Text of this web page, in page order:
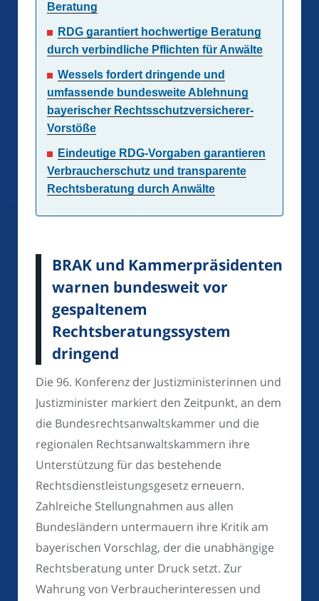
Beratung
RDG garantiert hochwertige Beratung
durch verbindliche Pflichten für Anwälte
Wessels fordert dringende und
umfassende bundesweite Ablehnung
bayerischer Rechtsschutzversicherer-
Vorstöße
Eindeutige RDG-Vorgaben garantieren
Verbraucherschutz und transparente
Rechtsberatung durch Anwälte
BRAK und Kammerpräsidenten
warnen bundesweit vor
gespaltenem
Rechtsberatungssystem
dringend
Die 96. Konferenz der Justizministerinnen und
Justizminister markiert den Zeitpunkt, an dem
die Bundesrechtsanwaltskammer und die
regionalen Rechtsanwaltskammern ihre
Unterstützung für das bestehende
Rechtsdienstleistungsgesetz erneuern.
Zahlreiche Stellungnahmen aus allen
Bundesländern untermauern ihre Kritik am
bayerischen Vorschlag, der die unabhängige
Rechtsberatung unter Druck setzt. Zur
Wahrung von Verbraucherinteressen und